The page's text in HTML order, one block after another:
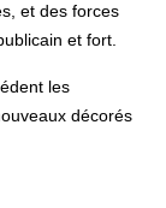
et des forces
et fort.
les
décorés